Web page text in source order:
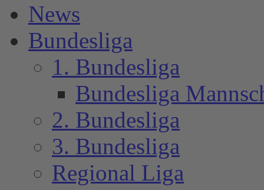
News
Bundesliga
1. Bundesliga
Bundesliga
2. Bundesliga
3. Bundesliga
Regional Liga